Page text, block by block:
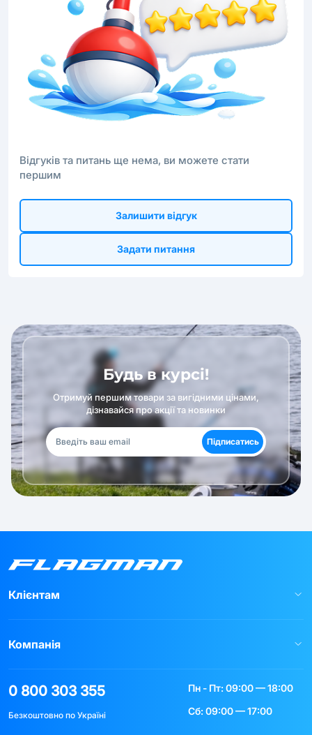
Відгуків та питань ще нема, ви можете стати
першим
Залишити відгук
Задати питання
Будь в курсі!
Отримуй першим товари за вигідними цінами,
дізнавайся про акції та новинки
Підписатись
Клієнтам
Компанія
0 800 303 355
Безкоштовно по Україні
Пн - Пт: 09:00 — 18:00
Сб: 09:00 — 17:00